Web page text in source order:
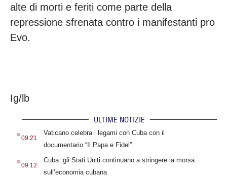
alte di morti e feriti come parte della
repressione sfrenata contro i manifestanti pro
Evo.
Ig/lb
ULTIME NOTIZIE
.09:21
Vaticano celebra i legami con Cuba con il
documentario “Il Papa e Fidel”
.09:12
Cuba: gli Stati Uniti continuano a stringere la morsa
sull’economia cubana